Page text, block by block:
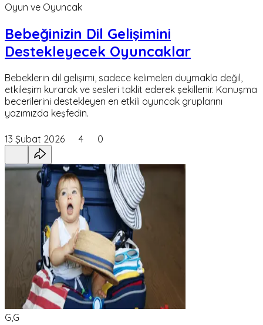
Oyun ve Oyuncak
Bebeğinizin Dil Gelişimini
Destekleyecek Oyuncaklar
Bebeklerin dil gelişimi, sadece kelimeleri duymakla değil,
etkileşim kurarak ve sesleri taklit ederek şekillenir. Konuşma
becerilerini destekleyen en etkili oyuncak gruplarını
yazımızda keşfedin.
13 Şubat 2026 4 0
G,G